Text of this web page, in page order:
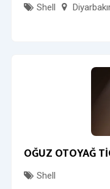
Shell
OĞUZ OTOYAĞ
Shell